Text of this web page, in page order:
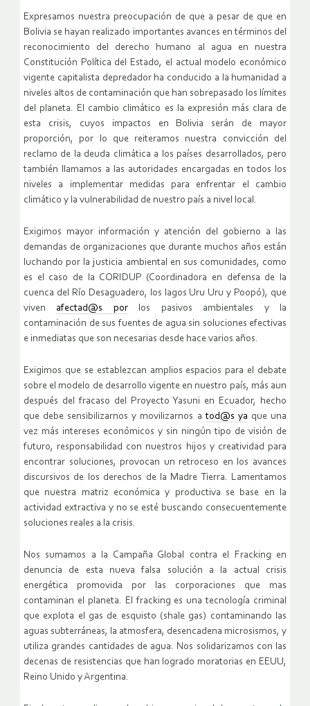
Expresamos nuestra preocupación de que a pesar de que en
Bolivia se hayan realizado importantes avances en términos del
reconocimiento del derecho humano al agua en nuestra
Constitución Política del Estado, el actual modelo económico
vigente capitalista depredador ha conducido a la humanidad a
niveles altos de contaminación que han sobrepasado los límites
del planeta. El cambio climático es la expresión más clara de
esta crisis, cuyos impactos en Bolivia serán de mayor
proporción, por lo que reiteramos nuestra convicción del
reclamo de la deuda climática a los países desarrollados, pero
también llamamos a las autoridades encargadas en todos los
niveles a implementar medidas para enfrentar el cambio
climático y la vulnerabilidad de nuestro país a nivel local.
Exigimos mayor información y atención del gobierno a las
demandas de organizaciones que durante muchos años están
luchando por la justicia ambiental en sus comunidades, como
es el caso de la CORIDUP (Coordinadora en defensa de la
cuenca del Río Desaguadero, los lagos Uru Uru y Poopó), que
viven afectad@s porlos pasivos ambientales y la
contaminación de sus fuentes de agua sin soluciones efectivas
e inmediatas que son necesarias desde hace varios años.
Exigimos que se establezcan amplios espacios para el debate
sobre el modelo de desarrollo vigente en nuestro país, más aun
después del fracaso del Proyecto Yasuni en Ecuador, hecho
que debe sensibilizarnos y movilizarnos atod@s yaque una
vez más intereses económicos y sin ningún tipo de visión de
futuro, responsabilidad con nuestros hijos y creatividad para
encontrar soluciones, provocan un retroceso en los avances
discursivos de los derechos de la Madre Tierra. Lamentamos
que nuestra matriz económica y productiva se base en la
actividad extractiva y no se esté buscando consecuentemente
soluciones reales a la crisis.
Nos sumamos a la Campaña Global contra el Fracking en
denuncia de esta nueva falsa solución a la actual crisis
energética promovida por las corporaciones que mas
contaminan el planeta. El fracking es una tecnología criminal
que explota el gas de esquisto (shale gas) contaminando las
aguas subterráneas, la atmosfera, desencadena microsismos, y
utiliza grandes cantidades de agua. Nos solidarizamos con las
decenas de resistencias que han logrado moratorias en EEUU,
Reino Unido y Argentina.